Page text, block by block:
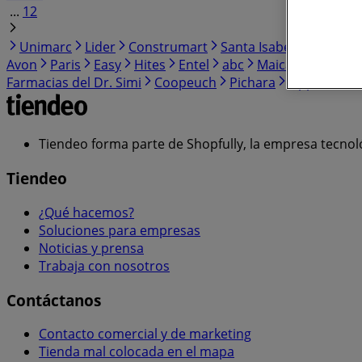
... 12
Unimarc
Lider Construmart Santa Isabel
Avon
Paris Easy Hites Entel abc Maicao
Farmacias del Dr. Simi
Coopeuch Pichara
Tiendeo forma parte de Shopfully, la empresa
Tiendeo
¿Qué hacemos?
Soluciones para empresas
Noticias y prensa
Trabaja con nosotros
Contáctanos
Contacto comercial y de marketing
Tienda mal colocada en el mapa